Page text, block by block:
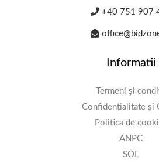
+40 751 907
Informatii
Termeni și
Confidențialitate și
Politica de
ANPC
SOL